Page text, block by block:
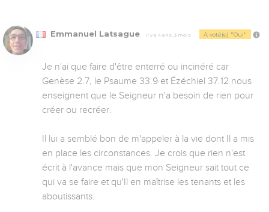
Emmanuel Latsague Il y a 4 ans, 3 mois A voté(e) "Oui"
Je n'ai que faire d'être enterré ou incinéré car
Genèse 2.7, le Psaume 33.9 et Ézéchiel 37.12 nous
enseignent que le Seigneur n'a besoin de rien pour
créer ou recréer.
Il lui a semblé bon de m'appeler à la vie dont Il a mis
en place les circonstances. Je crois que rien n'est
écrit à l'avance mais que mon Seigneur sait tout ce
qui va se faire et qu'Il en maîtrise les tenants et les
aboutissants.